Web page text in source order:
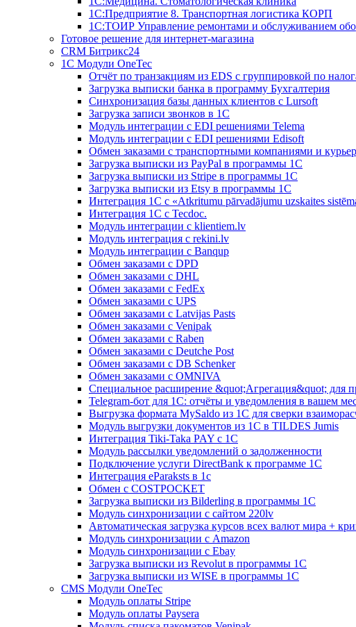
1С:Предприятие 8. Транспортная логистика КОРП
1С:ТОИР Управление ремонтами и обслуживанием
Готовое решение для интернет-магазина
CRM Битрикс24
1C Модули OneTec
Отчёт по транзакциям из EDS с группировкой по
Загрузка выписки банка в программу Бухгалтерия
Синхронизация базы данных клиентов с Lursoft
Загрузка записи звонков в 1С
Модуль интеграции с EDI решениями Telema
Модуль интеграции с EDI решениями Edisoft
Обмен заказами с транспортными компаниями и
Загрузка выписки из PayPal в программы 1C
Загрузка выписки из Stripe в программы 1C
Загрузка выписки из Etsy в программы 1C
Интеграция 1С с «Atkritumu pārvadājumu uzskaites
Интеграция 1С с Tecdoc.
Модуль интеграции с klientiem.lv
Модуль интеграция с rekini.lv
Модуль интеграции с Banqup
Обмен заказами с DPD
Обмен заказами с DHL
Обмен заказами с FedEx
Обмен заказами с UPS
Обмен заказами с Latvijas Pasts
Обмен заказами с Venipak
Обмен заказами с Raben
Обмен заказами с Deutche Post
Обмен заказами с DB Schenker
Обмен заказами с OMNIVA
Специальное расширение &quot;Агрегация&quot; для
Telegram-бот для 1С: отчёты и уведомления в вашем
Выгрузка формата MySaldo из 1C для сверки
Модуль выгрузки документов из 1С в TILDES Jumis
Интеграция Tiki-Taka PAY с 1С
Модуль рассылки уведомлений о задолженности
Подключение услуги DirectBank к программе 1С
Интеграция eParaksts в 1с
Обмен с COSTPOCKET
Загрузка выписки из Bilderling в программы 1C
Модуль синхронизации с сайтом 220lv
Автоматическая загрузка курсов всех валют мира +
Модуль синхронизации с Amazon
Модуль синхронизации с Ebay
Загрузка выписки из Revolut в программы 1C
Загрузка выписки из WISE в программы 1C
CMS Модули OneTec
Модуль оплаты Stripe
Модуль оплаты Paysera